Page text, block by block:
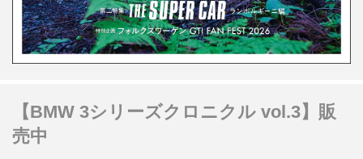
【BMW 3シリーズクロニクル vol.3】販
売中